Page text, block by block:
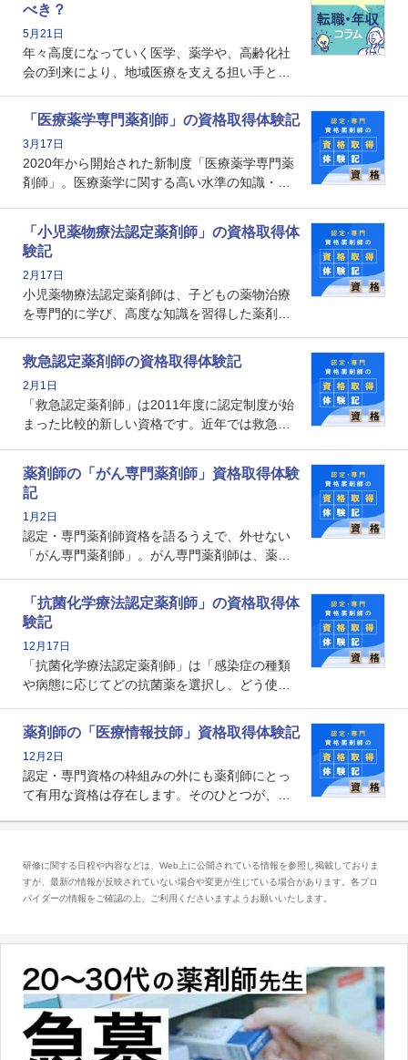
れる理由や、取得するメリット、年収・キャリ
アへの影響を解説します。
べき？
5月21日
年々高度になっていく医学、薬学や、高齢化社
会の到来により、地域医療を支える担い手とし
で、重要度が増しているのが認定薬剤師という
資格です。認定薬剤師とはいったいどんな資格
なのでしょうか。それを取得するとどのような
メリットがあるのでしょうか。
「医療薬学専門薬剤師」の資格取得体験記
3月17日
2020年から開始された新制度「医療薬学専門薬
剤師」。医療薬学に関する高い水準の知識・技
となります。取得要件は多岐に渡り、審査も複
数回ありますが、患者さんに対して一定の能力
の証明になる資格と言えます。
「小児薬物療法認定薬剤師」の資格取得体
験記
2月17日
小児薬物療法認定薬剤師は、子どもの薬物治療
を専門的に学び、高度な知識を習得した薬剤師
や、特有の疾患、心理状況を理解し、専門性を
深めることで、子どもとその保護者に寄り添え
る存在です。今回はそんな小児薬物療法認定薬
剤師の取得体験記をご紹介します。
救急認定薬剤師の資格取得体験記
2月1日
「救急認定薬剤師」は2011年度に認定制度が始
まった比較的新しい資格です。近年では救急病
増えているのではないでしょうか。今回はそん
な救急認定薬剤師の取得体験記をご紹介しま
す。
薬剤師の「がん専門薬剤師」資格取得体験
記
1月2日
認定・専門薬剤師資格を語るうえで、外せない
「がん専門薬剤師」。がん専門薬剤師は、薬剤
関する資格として、2009年に発足しました。薬
剤師の専門性を活かして高度化するがん医療に
貢献する姿は、今も病院薬剤師にとって一目置
かれる存在です。
「抗菌化学療法認定薬剤師」の資格取得体
験記
12月17日
「抗菌化学療法認定薬剤師」は「感染症の種類
や病態に応じてどの抗菌薬を選択し、どう使っ
る薬剤師です。現在、感染防止対策加算の施設
基準に専任の薬剤師配置が挙げられており、今
後は感染症領域で薬剤師に、より多くの役割が
求められる可能性もあります。
薬剤師の「医療情報技師」資格取得体験記
12月2日
認定・専門資格の枠組みの外にも薬剤師にとっ
て有用な資格は存在します。そのひとつが、
とは、病院薬剤師を中心に大きな武器になりま
す。
研修に関する日程や内容などは、Web上に公開されている情報を参照し掲載しておりま
すが、最新の情報が反映されていない場合や変更が生じている場合があります。各プロ
バイダーの情報をご確認の上、ご利用くださいますようお願いいたします。